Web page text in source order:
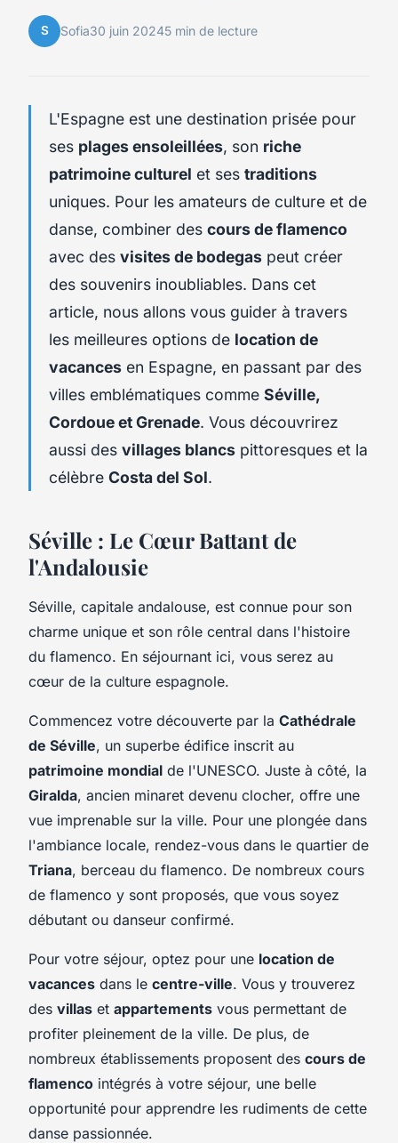
S Sofia30 juin 20245 min de lecture
L'Espagne est une destination prisée pour
ses plages ensoleillées, son riche
patrimoine culturel et ses traditions
uniques. Pour les amateurs de culture et de
danse, combiner des cours de flamenco
avec des visites de bodegas peut créer
des souvenirs inoubliables. Dans cet
article, nous allons vous guider à travers
les meilleures options de location de
vacances en Espagne, en passant par des
villes emblématiques comme Séville,
Cordoue et Grenade. Vous découvrirez
aussi des villages blancs pittoresques et la
célèbre Costa del Sol.
Séville : Le Cœur Battant de
l'Andalousie
Séville, capitale andalouse, est connue pour son
charme unique et son rôle central dans l'histoire
du flamenco. En séjournant ici, vous serez au
cœur de la culture espagnole.
Commencez votre découverte par la Cathédrale
de Séville, un superbe édifice inscrit au
patrimoine mondial de l'UNESCO. Juste à côté, la
Giralda, ancien minaret devenu clocher, offre une
vue imprenable sur la ville. Pour une plongée dans
l'ambiance locale, rendez-vous dans le quartier de
Triana, berceau du flamenco. De nombreux cours
de flamenco y sont proposés, que vous soyez
débutant ou danseur confirmé.
Pour votre séjour, optez pour une location de
vacances dans le centre-ville. Vous y trouverez
des villas et appartements vous permettant de
profiter pleinement de la ville. De plus, de
nombreux établissements proposent des cours de
flamenco intégrés à votre séjour, une belle
opportunité pour apprendre les rudiments de cette
danse passionnée.